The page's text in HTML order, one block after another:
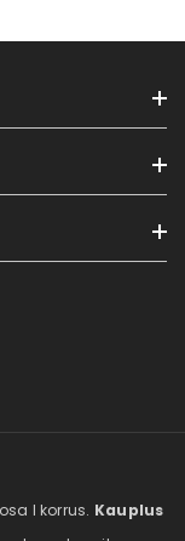
I korrus. Kauplus